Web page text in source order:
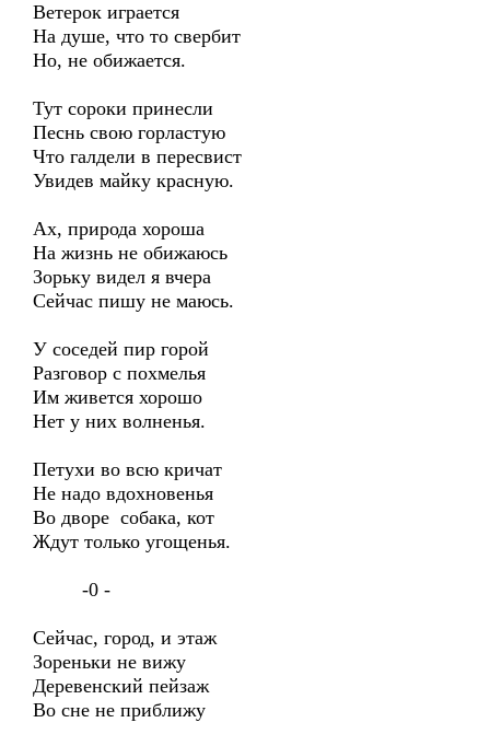
Ветерок играется
На душе, что то свербит
Но, не обижается.
Тут сороки принесли
Песнь свою горластую
Что галдели в пересвист
Увидев майку красную.
Ах, природа хороша
На жизнь не обижаюсь
Зорьку видел я вчера
Сейчас пишу не маюсь.
У соседей пир горой
Разговор с похмелья
Им живется хорошо
Нет у них волненья.
Петухи во всю кричат
Не надо вдохновенья
Во дворе собака, кот
Ждут только угощенья.
-0 -
Сейчас, город, и этаж
Зореньки не вижу
Деревенский пейзаж
Во сне не приближу